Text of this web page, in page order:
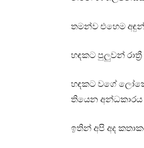
තමන්ව එහෙම
හඳකට පුලුවන්
හඳකට වගේ
තියෙන
ඉතින් අපි අද